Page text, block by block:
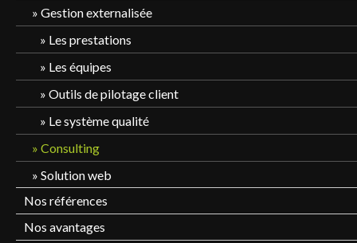
Gestion externalisée
Les prestations
Les équipes
Outils de pilotage client
Le système qualité
Consulting
Solution web
Nos références
Nos avantages